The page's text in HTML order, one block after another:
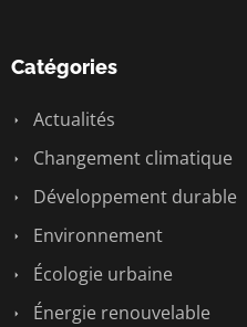
Catégories
Actualités
Changement climatique
Développement durable
Environnement
Écologie urbaine
Énergie renouvelable